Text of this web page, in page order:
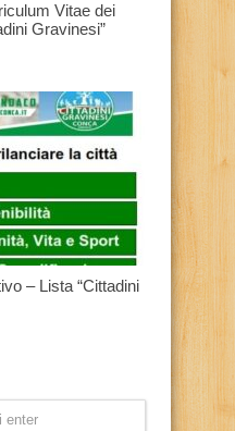
Vitae dei
Gravinesi”
– Lista “Cittadini